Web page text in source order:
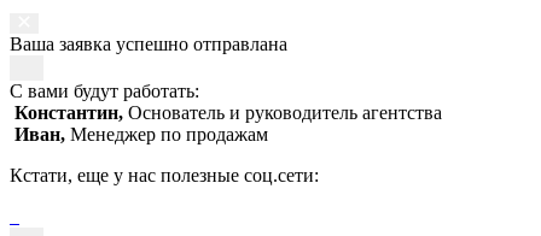
Ваша заявка успешно отправлана
С вами будут работать:
Константин, Основатель и руководитель агентства
Иван, Менеджер по продажам
Кстати, еще у нас полезные соц.сети: